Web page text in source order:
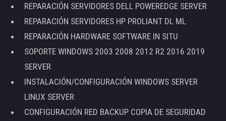
REPARACIÓN SERVIDORES DELL POWEREDGE SERVER
REPARACIÓN SERVIDORES HP PROLIANT DL ML
REPARACIÓN HARDWARE SOFTWARE IN SITU
SOPORTE WINDOWS 2003 2008 2012 R2 2016 2019
SERVER
INSTALACIÓN/CONFIGURACIÓN WINDOWS SERVER
LINUX SERVER
CONFIGURACIÓN RED BACKUP COPIA DE SEGURIDAD